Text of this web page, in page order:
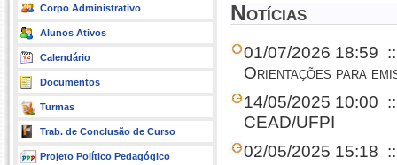
Corpo Administrativo
Alunos Ativos
Calendário
Documentos
Turmas
Trab. de Conclusão de Curso
Projeto Político Pedagógico
Notícias
01/07/2026 18:59
Orientações para
14/05/2025 10:00
CEAD/UFPI
02/05/2025 15:18